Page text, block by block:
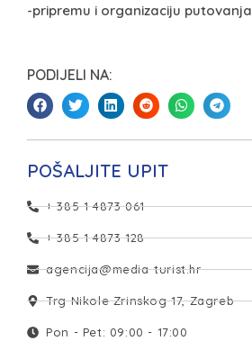
-pripremu i organizaciju putovanja
PODIJELI NA:
POŠALJITE UPIT
+ 385 1 4873 061
+ 385 1 4873 128
agencija@media-turist.hr
Trg Nikole Zrinskog 17, Zagreb
Pon - Pet: 09:00 - 17:00